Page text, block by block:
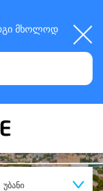
მხოლოდ
უბანი